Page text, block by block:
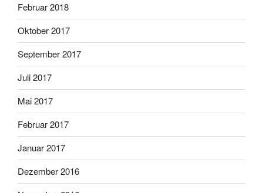
Februar 2018
Oktober 2017
September 2017
Juli 2017
Mai 2017
Februar 2017
Januar 2017
Dezember 2016